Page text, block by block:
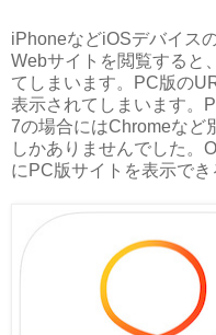
iPhoneなどiOSデバイス
Webサイトを閲覧すると
てしまいます。PC版の
表示されてしまいます。
7の場合にはChromeなど
しかありませんでした。
にPC版サイトを表示でき